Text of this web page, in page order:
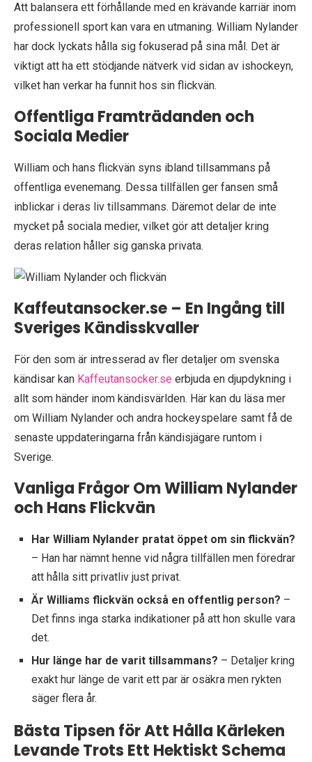
Att balansera ett förhållande med en krävande karriär inom
professionell sport kan vara en utmaning. William Nylander
har dock lyckats hålla sig fokuserad på sina mål. Det är
viktigt att ha ett stödjande nätverk vid sidan av ishockeyn,
vilket han verkar ha funnit hos sin flickvän.
Offentliga Framträdanden och
Sociala Medier
William och hans flickvän syns ibland tillsammans på
offentliga evenemang. Dessa tillfällen ger fansen små
inblickar i deras liv tillsammans. Däremot delar de inte
mycket på sociala medier, vilket gör att detaljer kring
deras relation håller sig ganska privata.
Kaffeutansocker.se – En Ingång till
Sveriges Kändisskvaller
För den som är intresserad av fler detaljer om svenska
kändisar kan Kaffeutansocker.se erbjuda en djupdykning i
allt som händer inom kändisvärlden. Här kan du läsa mer
om William Nylander och andra hockeyspelare samt få de
senaste uppdateringarna från kändisjägare runtom i
Sverige.
Vanliga Frågor Om William Nylander
och Hans Flickvän
Har William Nylander pratat öppet om sin flickvän?
– Han har nämnt henne vid några tillfällen men föredrar
att hålla sitt privatliv just privat.
Är Williams flickvän också en offentlig person? –
Det finns inga starka indikationer på att hon skulle vara
det.
Hur länge har de varit tillsammans? – Detaljer kring
exakt hur länge de varit ett par är osäkra men rykten
säger flera år.
Bästa Tipsen för Att Hålla Kärleken
Levande Trots Ett Hektiskt Schema